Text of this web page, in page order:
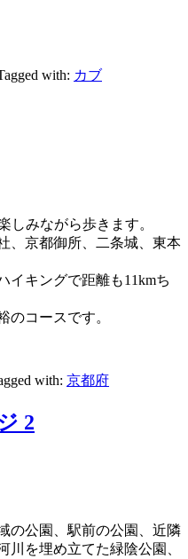
with: カブ
しみながら歩きます。
、京都御所、二条城、東本
イキングで距離も11kmち
のコースです。
with: 京都府
2
の公園、駅前の公園、近隣
川を埋め立てた緑陰公園、